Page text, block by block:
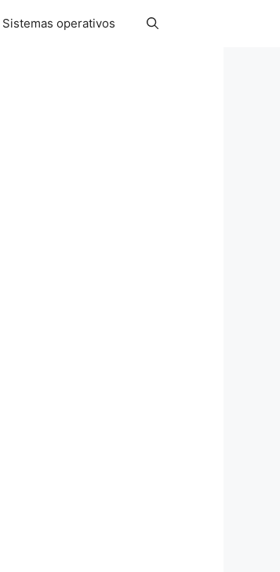
Sistemas operativos